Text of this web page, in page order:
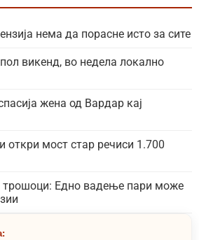
нема да порасне исто за сите
викенд, во недела локално
жена од Вардар кај
откри мост стар речиси 1.700
трошоци: Едно вадење пари може